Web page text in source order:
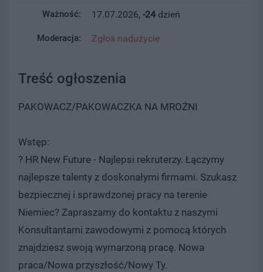
Ważność: 17.07.2026, -24dzień
Moderacja: Zgłoś nadużycie
Treść ogłoszenia
PAKOWACZ/PAKOWACZKA NA MROŹNI
Wstęp:
? HR New Future - Najlepsi rekruterzy. Łączymy
najlepsze talenty z doskonałymi firmami. Szukasz
bezpiecznej i sprawdzonej pracy na terenie
Niemiec? Zapraszamy do kontaktu z naszymi
Konsultantami zawodowymi z pomocą których
znajdziesz swoją wymarzoną pracę. Nowa
praca/Nowa przyszłość/Nowy Ty.